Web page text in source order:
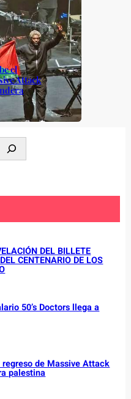
el
Attack
DEL BILLETE
CENTENARIO DE LOS
50’s Doctors llega a
de Massive Attack
palestina